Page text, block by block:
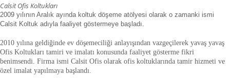
Calsit Ofis Koltukları
2009 yılının Aralık ayında koltuk döşeme atölyesi olarak o zamanki ismi
Calsit Koltuk adıyla faaliyet göstermeye başladı.
2010 yılına geldiğinde ev döşemeciliği anlayışından vazgeçilerek yavaş yavaş
Ofis Koltukları tamiri ve imalatı konusunda faaliyet gösterme fikri
benimsendi. Firma ismi Calsit Ofis olarak ofis koltuklarında tamir hizmeti ve
özel imalat yapılmaya başlandı.